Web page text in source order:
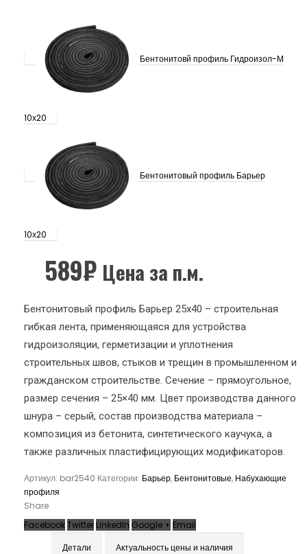
Бентонитовй профиль Гидроизол-М
10х20
Бентонитовый профиль Барьер
10х20
589₽ Цена за п.м.
Бентонитовый профиль Барьер 25х40 – строительная
гибкая лента, применяющаяся для устройства
гидроизоляции, герметизации и уплотнения
строительных швов, стыков и трещин в промышленном и
гражданском строительстве. Сечение – прямоугольное,
размер сечения – 25×40 мм. Цвет производства данного
шнура – серый, состав производства материала –
композиция из бетонита, синтетического каучука, а
также различных пластифицирующих модификаторов.
Артикул: bar2540 Категории: Барьер, Бентонитовые, Набухающие
профиля
Share
FacebookTwitter LinkedIn Google + Email
Детали
Актуальность цены и наличия